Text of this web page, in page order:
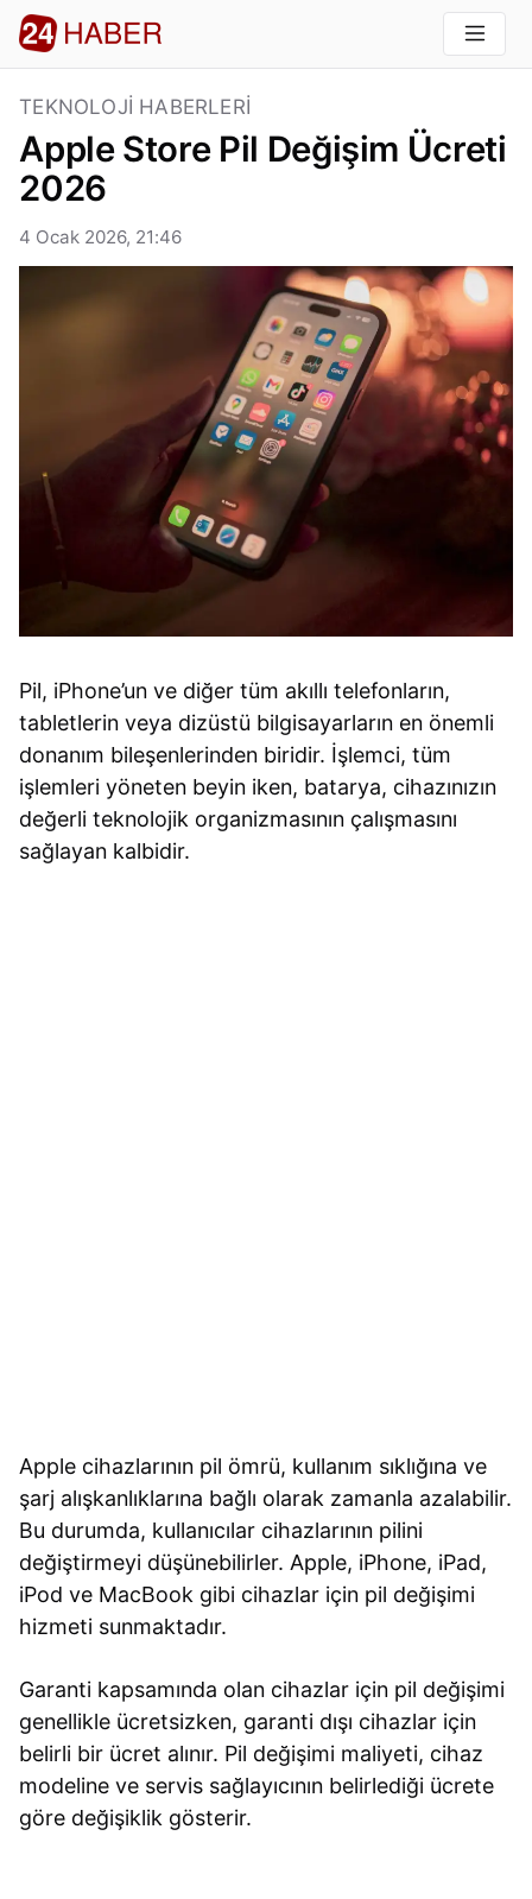
TEKNOLOJI HABERLERI
Apple Store Pil Değişim Ücreti
2026
4 Ocak 2026, 21:46
Pil, iPhone’un ve diğer tüm akıllı telefonların,
tabletlerin veya dizüstü bilgisayarların en önemli
donanım bileşenlerinden biridir. İşlemci, tüm
işlemleri yöneten beyin iken, batarya, cihazınızın
değerli teknolojik organizmasının çalışmasını
sağlayan kalbidir.
Apple cihazlarının pil ömrü, kullanım sıklığına ve
şarj alışkanlıklarına bağlı olarak zamanla azalabilir.
Bu durumda, kullanıcılar cihazlarının pilini
değiştirmeyi düşünebilirler. Apple, iPhone, iPad,
iPod ve MacBook gibi cihazlar için pil değişimi
hizmeti sunmaktadır.
Garanti kapsamında olan cihazlar için pil değişimi
genellikle ücretsizken, garanti dışı cihazlar için
belirli bir ücret alınır. Pil değişimi maliyeti, cihaz
modeline ve servis sağlayıcının belirlediği ücrete
göre değişiklik gösterir.